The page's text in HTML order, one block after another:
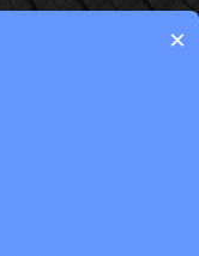
×